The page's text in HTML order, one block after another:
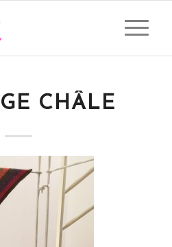
CHÂLE